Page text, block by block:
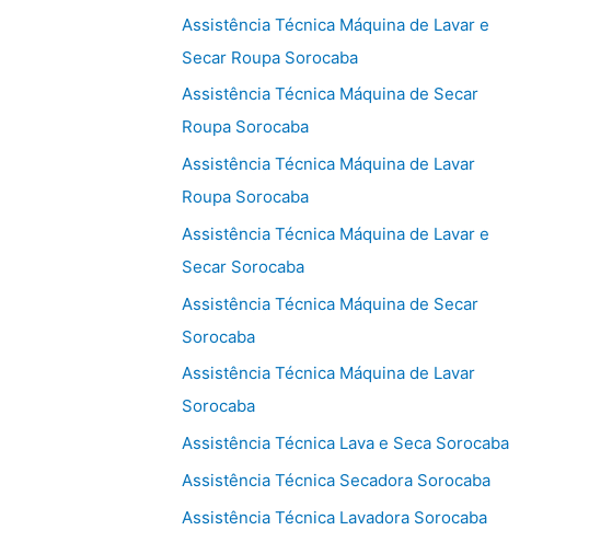
Assistência Técnica Máquina de Lavar e
Secar Roupa Sorocaba
Assistência Técnica Máquina de Secar
Roupa Sorocaba
Assistência Técnica Máquina de Lavar
Roupa Sorocaba
Assistência Técnica Máquina de Lavar e
Secar Sorocaba
Assistência Técnica Máquina de Secar
Sorocaba
Assistência Técnica Máquina de Lavar
Sorocaba
Assistência Técnica Lava e Seca Sorocaba
Assistência Técnica Secadora Sorocaba
Assistência Técnica Lavadora Sorocaba